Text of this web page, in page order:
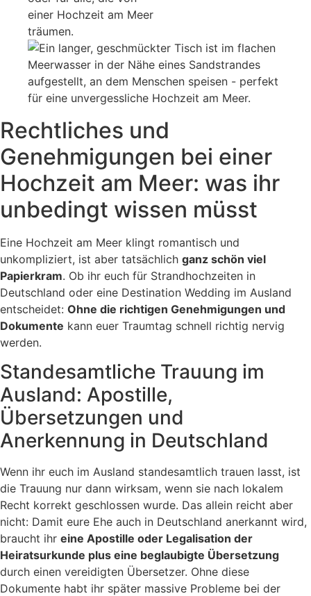
Rechtliches und
Genehmigungen bei einer
Hochzeit am Meer: was ihr
unbedingt wissen müsst
Eine Hochzeit am Meer klingt romantisch und
unkompliziert, ist aber tatsächlich ganz schön viel
Papierkram. Ob ihr euch für Strandhochzeiten in
Deutschland oder eine Destination Wedding im Ausland
entscheidet: Ohne die richtigen Genehmigungen und
Dokumente kann euer Traumtag schnell richtig nervig
werden.
Standesamtliche Trauung im
Ausland: Apostille,
Übersetzungen und
Anerkennung in Deutschland
Wenn ihr euch im Ausland standesamtlich trauen lasst, ist
die Trauung nur dann wirksam, wenn sie nach lokalem
Recht korrekt geschlossen wurde. Das allein reicht aber
nicht: Damit eure Ehe auch in Deutschland anerkannt wird,
braucht ihr eine Apostille oder Legalisation der
Heiratsurkunde plus eine beglaubigte Übersetzung
durch einen vereidigten Übersetzer. Ohne diese
Dokumente habt ihr später massive Probleme bei der